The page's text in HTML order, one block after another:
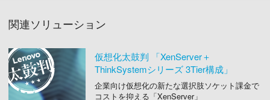
関連ソリューション
仮想化太鼓判 「XenServer＋
ThinkSystemシリーズ 3Tier構成」
企業向け仮想化の新たな選択肢ソケット課金で
コストを抑える「XenServer」